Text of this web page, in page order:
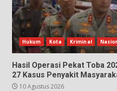
Hukum Kota Kriminal
Hasil Operasi Pekat Toba
27 Kasus Penyakit
10 Agustus 2026